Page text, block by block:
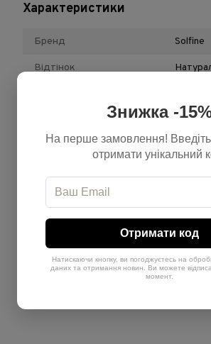
Характеристики
Бренд Solfine
Відтінок
Країна-виробник Італія
Тип продукту Набір
Рівень
Відгуки
Знижка -
На перше замовлення!
отримати унікальний
Отримати код
Натискаючи кнопку, ви погоджуєтесь на
даних та отримання новин. Ви можете
момент.